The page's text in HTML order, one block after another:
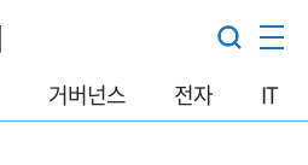
거버넌스 전자 IT